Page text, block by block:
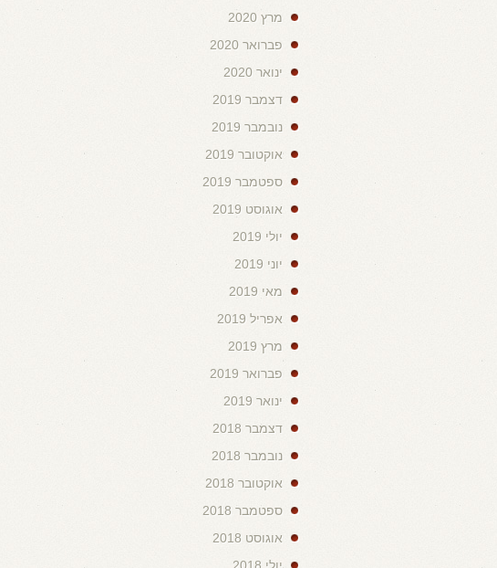
מרץ 2020
פברואר 2020
ינואר 2020
דצמבר 2019
נובמבר 2019
אוקטובר 2019
ספטמבר 2019
אוגוסט 2019
יולי 2019
יוני 2019
מאי 2019
אפריל 2019
מרץ 2019
פברואר 2019
ינואר 2019
דצמבר 2018
נובמבר 2018
אוקטובר 2018
ספטמבר 2018
אוגוסט 2018